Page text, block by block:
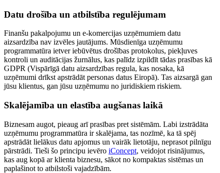
Datu drošība un atbilstība regulējumam
Finanšu pakalpojumu un e-komercijas uzņēmumiem datu
aizsardzība nav izvēles jautājums. Mūsdienīga uzņēmumu
programmatūra ietver iebūvētus drošības protokolus, piekļuves
kontroli un auditācijas žurnālus, kas palīdz izpildīt tādas prasības kā
GDPR (Vispārīgā datu aizsardzības regula, kas nosaka, kā
uzņēmumi drīkst apstrādāt personas datus Eiropā). Tas aizsargā gan
jūsu klientus, gan jūsu uzņēmumu no juridiskiem riskiem.
Skalējamība un elastība augšanas laikā
Biznesam augot, pieaug arī prasības pret sistēmām. Labi izstrādāta
uzņēmumu programmatūra ir skalējama, tas nozīmē, ka tā spēj
apstrādāt lielākus datu apjomus un vairāk lietotāju, neprasot pilnīgu
pārstrādi. Tieši šo principu ievēro iConcept, veidojot risinājumus,
kas aug kopā ar klienta biznesu, sākot no kompaktas sistēmas un
paplašinot to atbilstoši vajadzībām.